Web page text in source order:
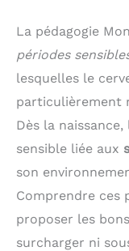
La pédagogie
périodes
lesquelles le
particulièrement
Dès la
sensible liée aux
son
Comprendre ces
proposer les
surcharger ni